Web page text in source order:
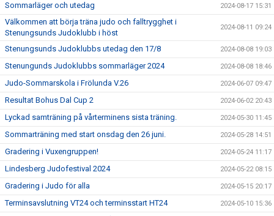
Sommarläger och utedag 2024-08-17 15:31
Välkommen att börja träna judo och falltrygghet i
Stenungsunds Judoklubb i höst
2024-08-11 09:24
Stenungsunds Judoklubbs utedag den 17/8 2024-08-08 19:03
Stenungunds Judoklubbs sommarläger 2024 2024-08-08 18:46
Judo-Sommarskola i Frölunda V.26 2024-06-07 09:47
Resultat Bohus Dal Cup 2 2024-06-02 20:43
Lyckad samträning på vårterminens sista träning. 2024-05-30 11:45
Sommarträning med start onsdag den 26 juni. 2024-05-28 14:51
Gradering i Vuxengruppen! 2024-05-24 11:17
Lindesberg Judofestival 2024 2024-05-22 08:15
Gradering i Judo för alla 2024-05-15 20:17
Terminsavslutning VT24 och terminsstart HT24 2024-05-10 15:36